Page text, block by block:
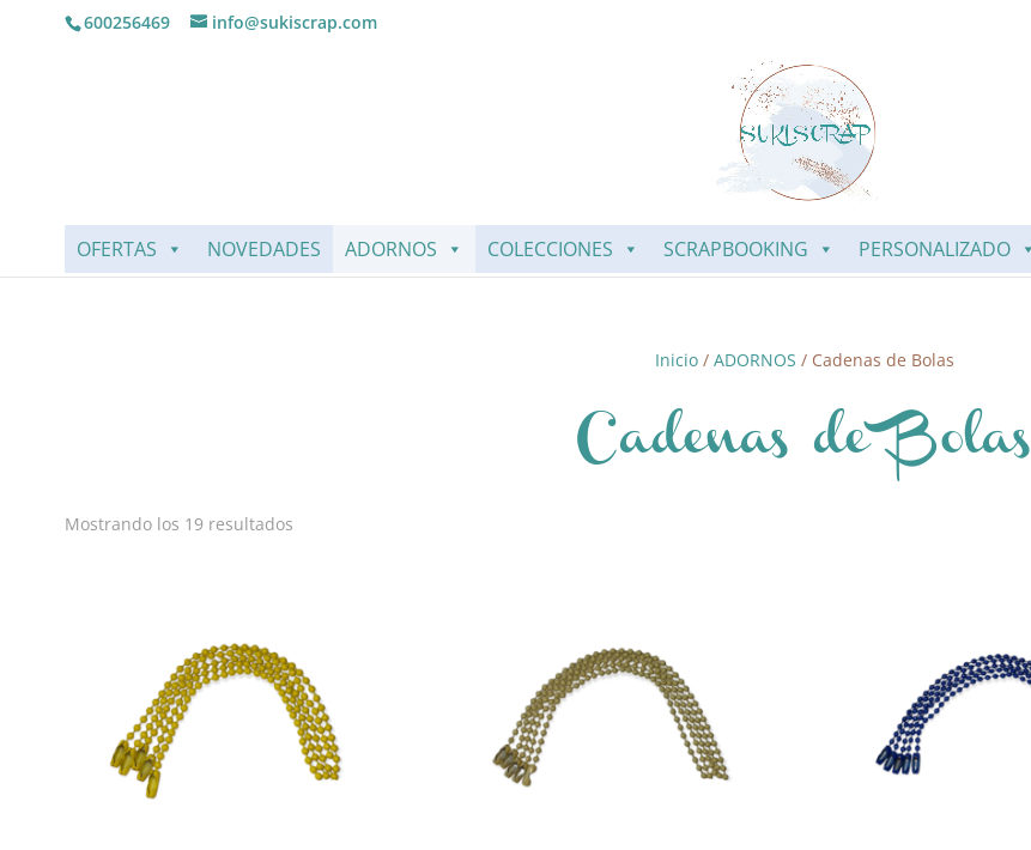
600256469 info@sukiscrap.com
OFERTAS NOVEDADES ADORNOS COLECCIONES SCRAPBOOKING PERSONALIZADO
Inicio / ADORNOS / Cadenas de Bolas
Cadenas de Bolas
Mostrando los 19 resultados